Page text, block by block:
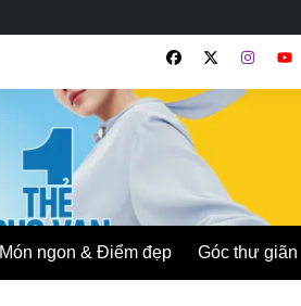
Món ngon & Điểm đẹp Góc thư giãn